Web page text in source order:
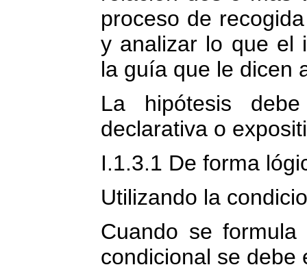
proceso de
y analizar lo que el
la guía que le dicen
La hipótesis
declarativa o
I.1.3.1 De forma
Utilizando la
Cuando se
condicional se debe